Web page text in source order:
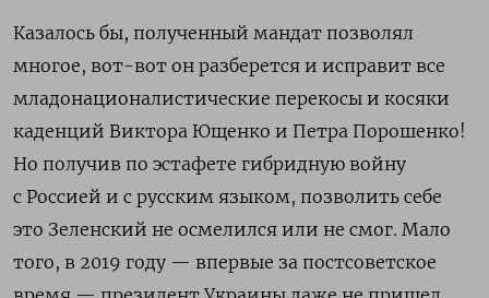
Казалось бы, полученный мандат позволял
многое, вот-вот он разберется и исправит все
младонационалистические перекосы и косяки
каденций Виктора Ющенко и Петра Порошенко!
Но получив по эстафете гибридную войну
с Россией и с русским языком, позволить себе
это Зеленский не осмелился или не cмог. Мало
того, в 2019 году — впервые за постсоветское